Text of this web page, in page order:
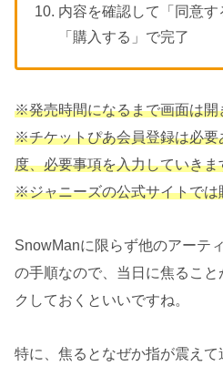
内容を確認して「同意
「購入する」で完了
※発売時間になるまで画面は開
※チケットぴあ会員登録は必要
度、必要事項を入力していきま
※ジャニーズの公式サイトでは
SnowManに限らず他のアーテ
の手順なので、当日に焦るこ
クしておくといいですね。
特に、焦るとなぜか指が震え